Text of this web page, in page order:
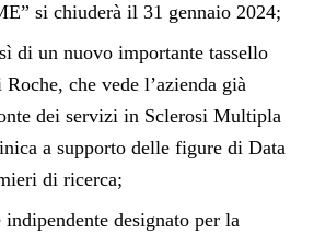
si chiuderà il 31 gennaio 2024;
di un nuovo importante tassello
che vede l’azienda già
dei servizi in Sclerosi Multipla
a supporto delle figure di Data
di ricerca;
indipendente designato per la